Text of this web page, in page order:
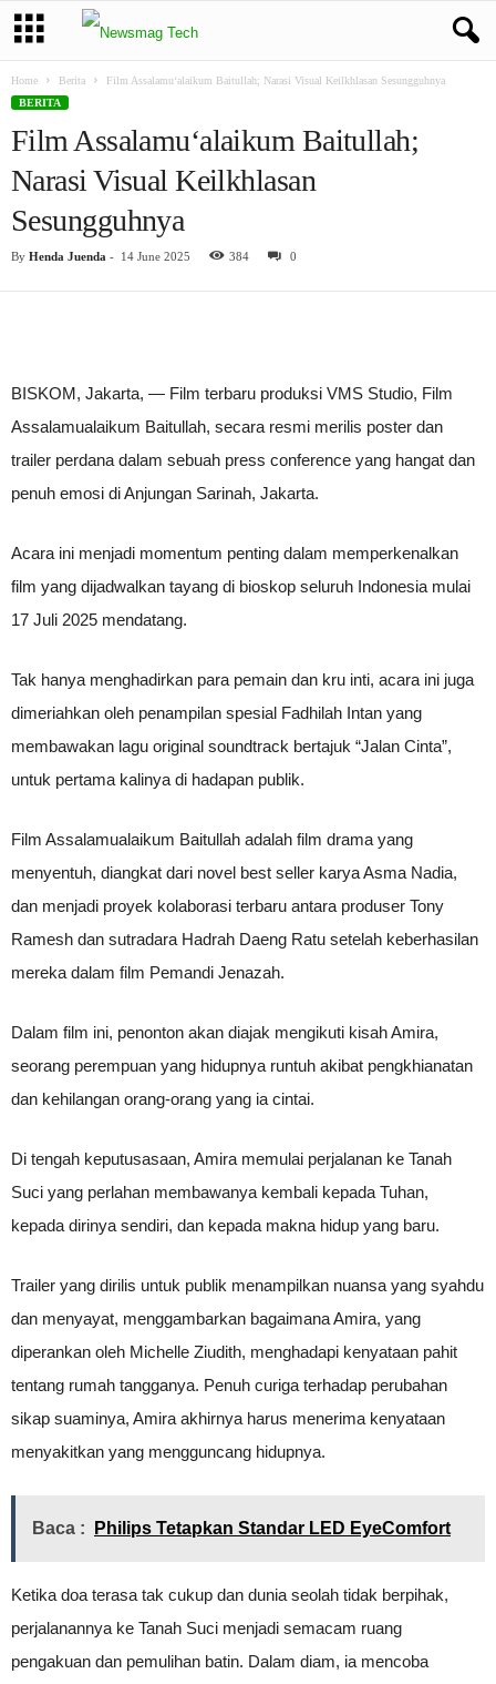
Home Berita
Film Assalamu‘alaikum Baitullah; Narasi Visual Keilkhlasan Sesungguhnya
BERITA
Film Assalamu‘alaikum Baitullah;
Narasi Visual Keilkhlasan
Sesungguhnya
By Henda Juenda - 14 June 2025 384 0
BISKOM, Jakarta, — Film terbaru produksi VMS Studio, Film
Assalamualaikum Baitullah, secara resmi merilis poster dan
trailer perdana dalam sebuah press conference yang hangat dan
penuh emosi di Anjungan Sarinah, Jakarta.
Acara ini menjadi momentum penting dalam memperkenalkan
film yang dijadwalkan tayang di bioskop seluruh Indonesia mulai
17 Juli 2025 mendatang.
Tak hanya menghadirkan para pemain dan kru inti, acara ini juga
dimeriahkan oleh penampilan spesial Fadhilah Intan yang
membawakan lagu original soundtrack bertajuk “Jalan Cinta”,
untuk pertama kalinya di hadapan publik.
Film Assalamualaikum Baitullah adalah film drama yang
menyentuh, diangkat dari novel best seller karya Asma Nadia,
dan menjadi proyek kolaborasi terbaru antara produser Tony
Ramesh dan sutradara Hadrah Daeng Ratu setelah keberhasilan
mereka dalam film Pemandi Jenazah.
Dalam film ini, penonton akan diajak mengikuti kisah Amira,
seorang perempuan yang hidupnya runtuh akibat pengkhianatan
dan kehilangan orang-orang yang ia cintai.
Di tengah keputusasaan, Amira memulai perjalanan ke Tanah
Suci yang perlahan membawanya kembali kepada Tuhan,
kepada dirinya sendiri, dan kepada makna hidup yang baru.
Trailer yang dirilis untuk publik menampilkan nuansa yang syahdu
dan menyayat, menggambarkan bagaimana Amira, yang
diperankan oleh Michelle Ziudith, menghadapi kenyataan pahit
tentang rumah tangganya. Penuh curiga terhadap perubahan
sikap suaminya, Amira akhirnya harus menerima kenyataan
menyakitkan yang mengguncang hidupnya.
Baca : Philips Tetapkan Standar LED EyeComfort
Ketika doa terasa tak cukup dan dunia seolah tidak berpihak,
perjalanannya ke Tanah Suci menjadi semacam ruang
pengakuan dan pemulihan batin. Dalam diam, ia mencoba